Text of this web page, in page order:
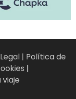
| Política de
|
viaje